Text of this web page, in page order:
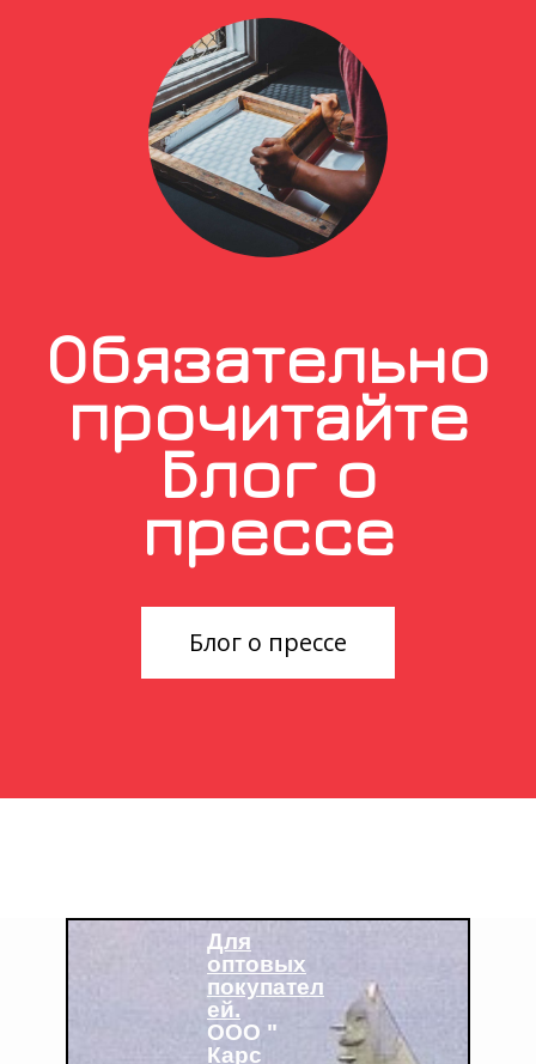
Обязательно
прочитайте
Блог о
прессе
Блог о прессе
Для
оптовых
покупател
ей.
ООО "
Карс